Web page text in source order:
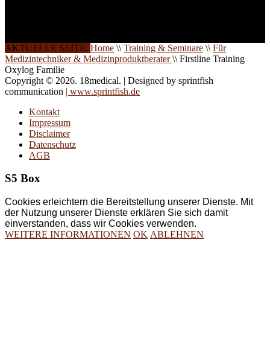
AKTUELLE SEITE: Home \\ Training & Seminare \\ Für
Medizintechniker & Medizinproduktberater\\ Firstline Training
Oxylog Familie
Copyright © 2026. 18medical. | Designed by sprintfish
communication | www.sprintfish.de
Kontakt
Impressum
Disclaimer
Datenschutz
AGB
S5 Box
Cookies erleichtern die Bereitstellung unserer Dienste. Mit
der Nutzung unserer Dienste erklären Sie sich damit
einverstanden, dass wir Cookies verwenden.
WEITERE INFORMATIONEN OK ABLEHNEN